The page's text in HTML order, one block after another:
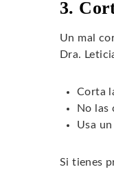
3.
Un mal
Dra.
Corta
No las
Usa
Si tienes